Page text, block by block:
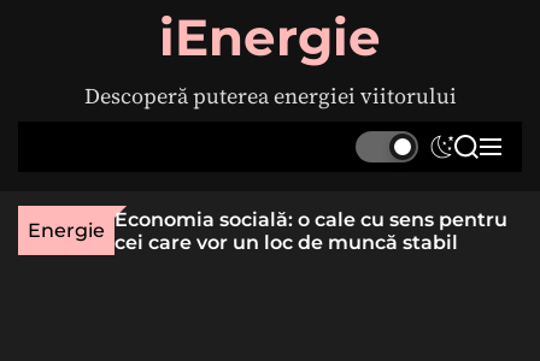
iEnergie
Descoperă puterea energiei viitorului
S
t
c
S
r
M
u
Energie
rară
Economia socială: o cale cu sens pentru
cei care vor un loc de muncă stabil